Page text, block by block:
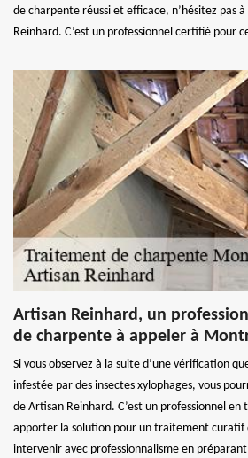
de charpente réussi et efficace, n’hésitez pas
Reinhard. C’est un professionnel certifié pour
Artisan Reinhard, un
de charpente à appeler à
Si vous observez à la suite d’une vérification
infestée par des insectes xylophages, vous
de Artisan Reinhard. C’est un professionnel
apporter la solution pour un traitement curatif
intervenir avec professionnalisme en